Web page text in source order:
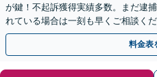
が鍵！不起訴獲得実績多数。まだ逮
れている場合は一刻も早くご相談く
漢／盗撮／のぞき／その他性犯罪など
料金表